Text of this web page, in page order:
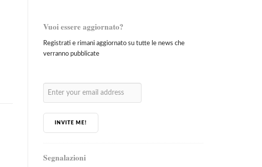
Vuoi essere aggiornato?
Registrati e rimani aggiornato su tutte le news che
verranno pubblicate
INVITE ME!
Segnalazioni